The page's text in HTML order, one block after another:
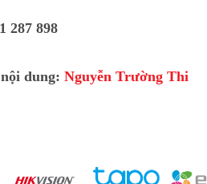
287 898
dung: Nguyễn Trường Thi